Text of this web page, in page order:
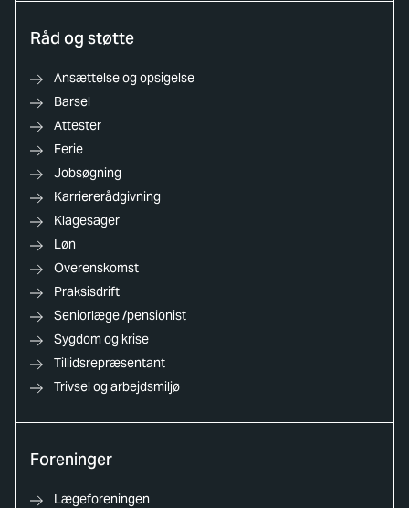
Råd og støtte
Ansættelse og opsigelse
Barsel
Attester
Ferie
Jobsøgning
Karriererådgivning
Klagesager
Løn
Overenskomst
Praksisdrift
Seniorlæge /pensionist
Sygdom og krise
Tillidsrepræsentant
Trivsel og arbejdsmiljø
Foreninger
Lægeforeningen